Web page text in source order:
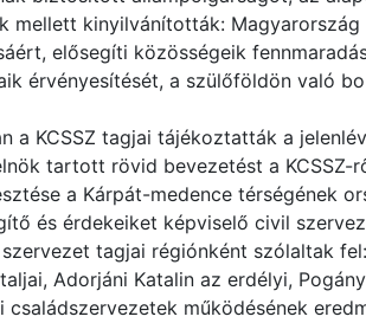
mellett kinyilvánították:
elősegíti közösségeik
érvényesítését, a szülőföldön való
a KCSSZ tagjai tájékoztatták a
tartott rövid bevezetést a KCSSZ-
a Kárpát-medence térségének
és érdekeiket képviselő civil
tagjai régiónként szólaltak
Adorjáni Katalin az erdélyi,
családszervezetek működésének